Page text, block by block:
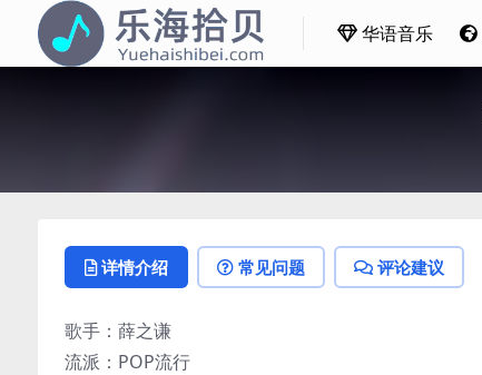
华语音乐
详情介绍 常见问题 评论建议
歌手：薛之谦
流派：POP流行